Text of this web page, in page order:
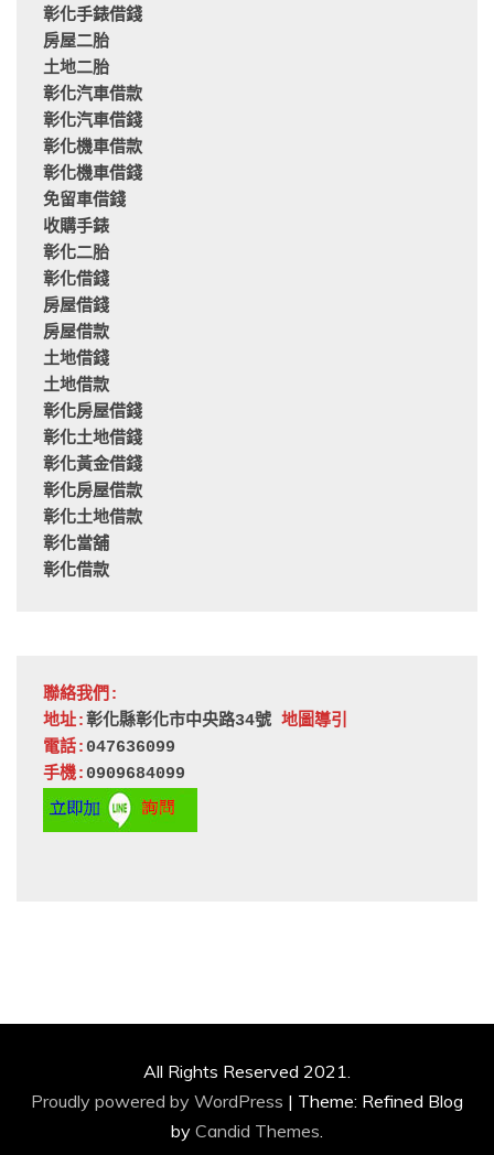
彰化手錶借錢
房屋二胎
土地二胎
彰化汽車借款
彰化汽車借錢
彰化機車借款
彰化機車借錢
免留車借錢
收購手錶
彰化二胎
彰化借錢
房屋借錢
房屋借款
土地借錢
土地借款
彰化房屋借錢
彰化土地借錢
彰化黃金借錢
彰化房屋借款
彰化土地借款
彰化當舖
彰化借款
聯絡我們:
地址:彰化縣彰化市中央路34號 地圖導引
電話: 047636099
手機: 0909684099
All Rights Reserved 2021.
Proudly powered by WordPress | Theme: Refined Blog
by Candid Themes